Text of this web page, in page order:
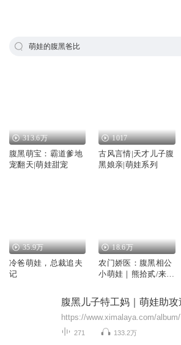
萌娃的腹黑爸比
313.6万
腹黑萌宝：霸道爹地
宠翻天|萌娃甜宠
1017
古风言情|天才儿子腹
黑娘亲|萌娃系列
35.9万
冷爸萌娃，总裁追夫
记
18.6万
农门娇医：腹黑相公
小萌娃｜熊拾贰/来无
271 133.2万